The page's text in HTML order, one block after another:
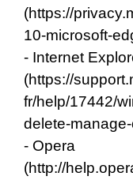
(https://
10-microsoft-
- Internet
(https://
fr/help/17442/
delete-
- Opera
(http://